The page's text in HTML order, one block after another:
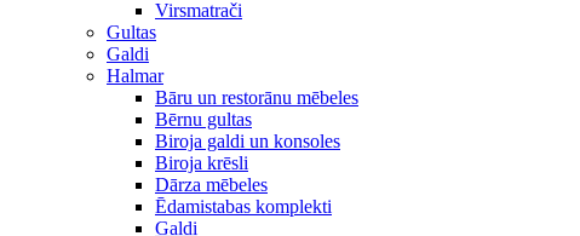
Virsmatrači
Gultas
Galdi
Halmar
Bāru un restorānu mēbeles
Bērnu gultas
Biroja galdi un konsoles
Biroja krēsli
Dārza mēbeles
Ēdamistabas komplekti
Galdi